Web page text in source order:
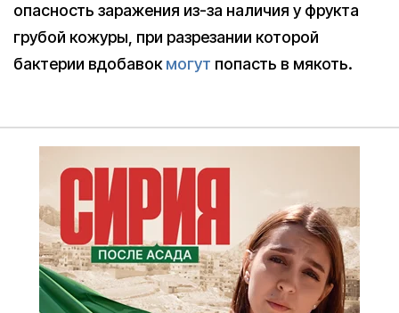
опасность заражения из-за наличия у фрукта
грубой кожуры, при разрезании которой
бактерии вдобавокмогут попасть в мякоть.